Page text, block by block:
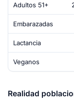
Adultos 51+
Embarazadas
Lactancia
Veganos
Realidad